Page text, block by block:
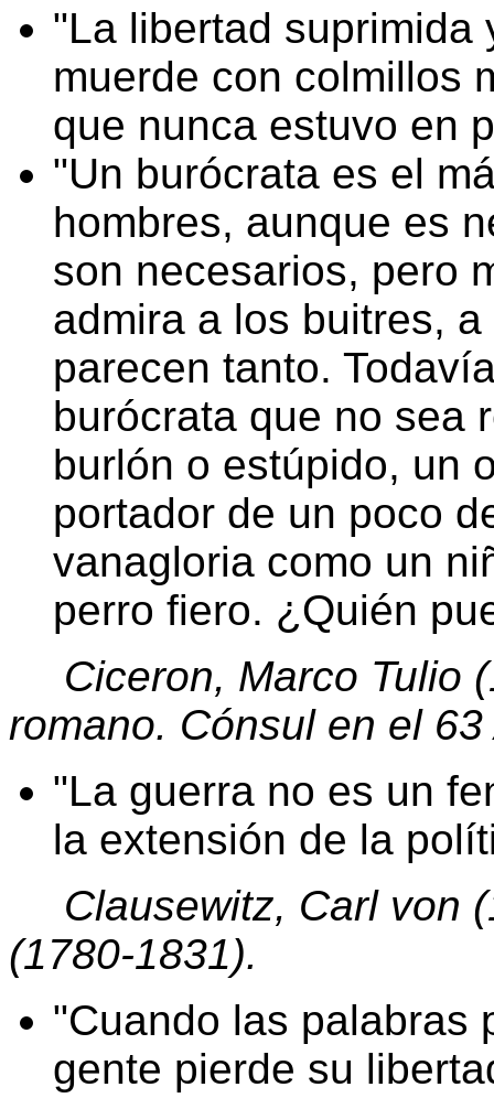
La libertad suprimida
muerde con colmillos
que nunca estuvo en
Un burócrata es el
hombres, aunque es
son necesarios, pero
admira a los buitres,
parecen tanto.
burócrata que no sea
burlón o estúpido, un
portador de un poco
vanagloria como un
perro fiero. ¿Quién
Ciceron, Marco Tulio
romano. Cónsul en el 63
La guerra no es un
la extensión de la
Clausewitz, Carl von
(1780-1831).
Cuando las palabras
gente pierde su